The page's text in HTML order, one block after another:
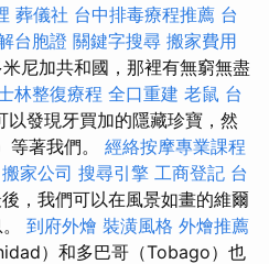
葬儀社 台中排毒療程推薦 台
台胞證 關鍵字搜尋 搬家費用
尼加共和國，那裡有無窮無盡
林整復療程 全口重建 老鼠 台
以發現牙買加的隱藏珍寶，然
等著我們。 經絡按摩專業課程
搬家公司 搜尋引擎 工商登記 台
，我們可以在風景如畫的維爾
到府外燴 裝潢風格 外燴推薦
）和多巴哥（Tobago）也